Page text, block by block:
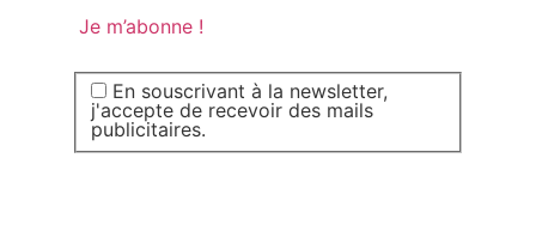
En souscrivant à la newsletter,
j'accepte de recevoir des mails
publicitaires.